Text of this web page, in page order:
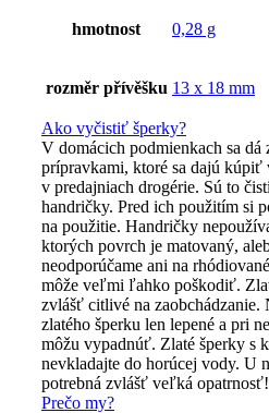
hmotnost 0,28 g
rozměr přívěšku 13 x 18 mm
Ako vyčistiť šperky?
V domácich podmienkach sa
prípravkami, ktoré sa dajú kúpiť
v predajniach drogérie. Sú to
handričky. Pred ich použitím si
na použitie. Handričky
ktorých povrch je matovaný,
neodporúčame ani na
môže veľmi ľahko poškodiť.
zvlášť citlivé na zaobchádzanie.
zlatého šperku len lepené a pri
môžu vypadnúť. Zlaté šperky s
nevkladajte do horúcej vody. U
potrebná zvlášť veľká opatrnosť!
Prečo my?